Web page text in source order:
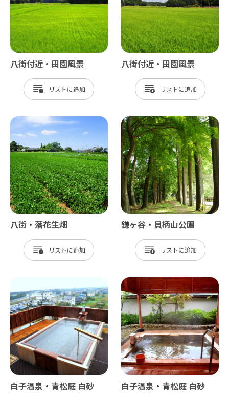
八街付近・田園風景
リスト
八街付近・田園風景
リスト
八街・落花生畑
リスト
鎌ヶ谷・貝柄山公園
リスト
白子温泉・青松庭 白砂 白子温泉・青松庭 白砂